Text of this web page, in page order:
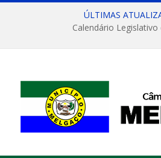
ÚLTIMAS
Calendário Legislativo